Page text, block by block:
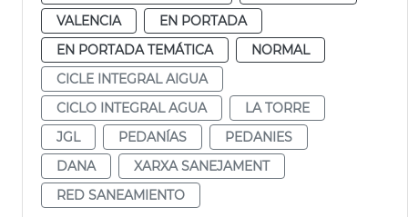
VALENCIA
EN PORTADA
EN PORTADA TEMÁTICA
NORMAL
CICLE INTEGRAL AIGUA
CICLO INTEGRAL AGUA
LA TORRE
JGL
PEDANÍAS
PEDANIES
DANA
XARXA SANEJAMENT
RED SANEAMIENTO